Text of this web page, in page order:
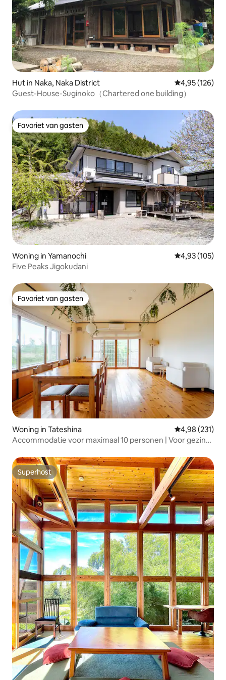
Hut in Naka, Naka District Gemiddelde
4,95 (126)
Guest-House-Suginoko（Chartered one building）
Favoriet van gasten
Favoriet van gasten
Woning in Yamanochi Gemiddelde
4,93 (105)
Five Peaks Jigokudani
Favoriet van gasten
Favoriet van gasten
Woning in Tateshina Gemiddelde
4,98 (231)
Accommodatie voor maximaal 10 personen | Voor gezins-
Superhost
Superhost